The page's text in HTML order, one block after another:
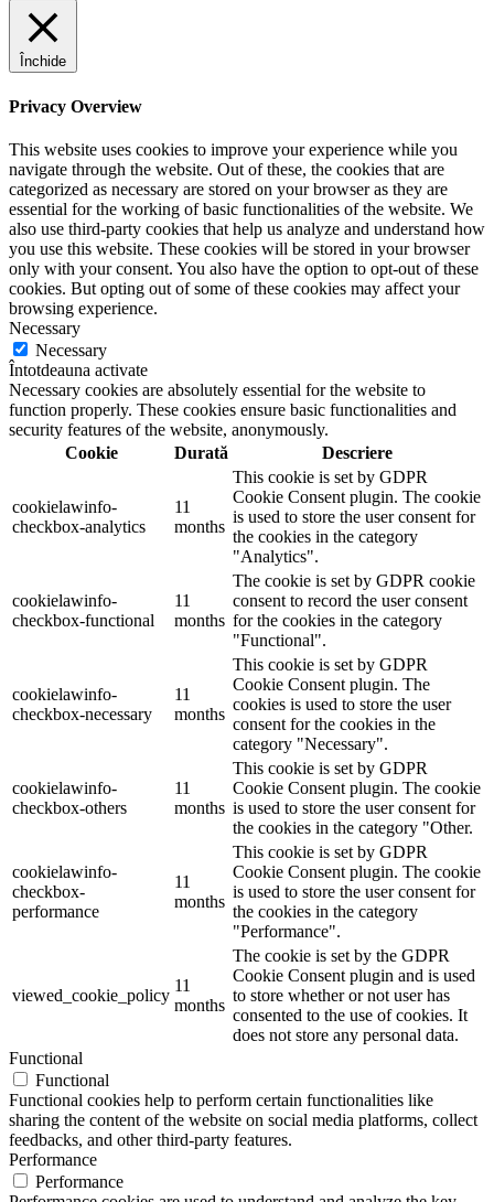
Închide
Privacy Overview
This website uses cookies to improve your experience while you
navigate through the website. Out of these, the cookies that are
categorized as necessary are stored on your browser as they are
essential for the working of basic functionalities of the website. We
also use third-party cookies that help us analyze and understand how
you use this website. These cookies will be stored in your browser
only with your consent. You also have the option to opt-out of these
cookies. But opting out of some of these cookies may affect your
browsing experience.
Necessary
Necessary
Întotdeauna activate
Necessary cookies are absolutely essential for the website to
function properly. These cookies ensure basic functionalities and
security features of the website, anonymously.
Cookie
Durată Descriere
cookielawinfo-
checkbox-analytics
11
months
This cookie is set by GDPR
Cookie Consent plugin. The cookie
is used to store the user consent for
the cookies in the category
"Analytics".
cookielawinfo-
checkbox-functional
11
months
The cookie is set by GDPR cookie
consent to record the user consent
for the cookies in the category
"Functional".
cookielawinfo-
checkbox-necessary
11
months
This cookie is set by GDPR
Cookie Consent plugin. The
cookies is used to store the user
consent for the cookies in the
category "Necessary".
cookielawinfo-
checkbox-others
11
months
This cookie is set by GDPR
Cookie Consent plugin. The cookie
is used to store the user consent for
the cookies in the category "Other.
cookielawinfo-
checkbox-
performance
11
months
This cookie is set by GDPR
Cookie Consent plugin. The cookie
is used to store the user consent for
the cookies in the category
"Performance".
viewed_cookie_policy
11
months
The cookie is set by the GDPR
Cookie Consent plugin and is used
to store whether or not user has
consented to the use of cookies. It
does not store any personal data.
Functional
Functional
Functional cookies help to perform certain functionalities like
sharing the content of the website on social media platforms, collect
feedbacks, and other third-party features.
Performance
Performance